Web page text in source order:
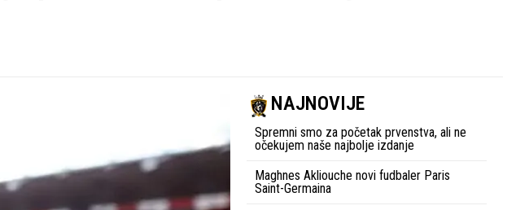
NAJNOVIJE
Spremni smo za početak prvenstva, ali ne
očekujem naše najbolje izdanje
Maghnes Akliouche novi fudbaler Paris
Saint-Germaina